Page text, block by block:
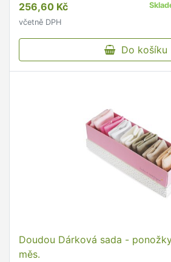
256,60 Kč
včetně DPH
Do košíku
Doudou Dárková sada -
měs.